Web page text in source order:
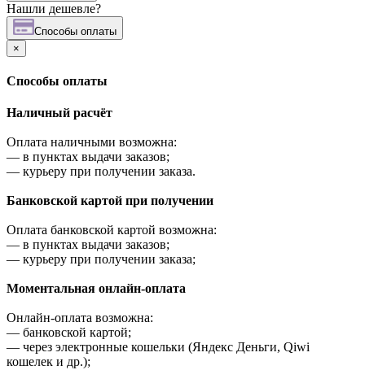
Нашли дешевле?
Cпособы оплаты
×
Cпособы оплаты
Наличный расчёт
Оплата наличными возможна:
— в пунктах выдачи заказов;
— курьеру при получении заказа.
Банковской картой при получении
Оплата банковской картой возможна:
— в пунктах выдачи заказов;
— курьеру при получении заказа;
Моментальная онлайн-оплата
Онлайн-оплата возможна:
— банковской картой;
— через электронные кошельки (Яндекс Деньги, Qiwi
кошелек и др.);